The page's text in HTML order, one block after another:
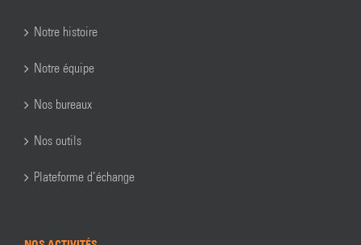
Notre histoire
Notre équipe
Nos bureaux
Nos outils
Plateforme d’échange